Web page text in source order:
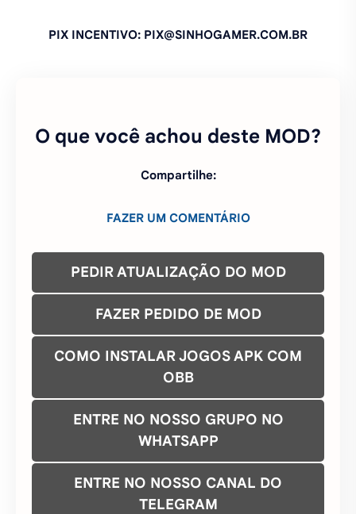
PIX INCENTIVO: PIX@SINHOGAMER.COM.BR
O que você achou deste MOD?
Compartilhe:
FAZER UM COMENTÁRIO
PEDIR ATUALIZAÇÃO DO MOD
FAZER PEDIDO DE MOD
COMO INSTALAR JOGOS APK COM
OBB
ENTRE NO NOSSO GRUPO NO
WHATSAPP
ENTRE NO NOSSO CANAL DO
TELEGRAM